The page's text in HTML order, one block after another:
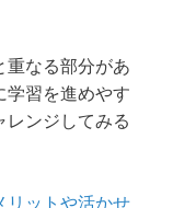
重なる部分があ
学習を進めやす
レンジしてみる
リットや活かせ